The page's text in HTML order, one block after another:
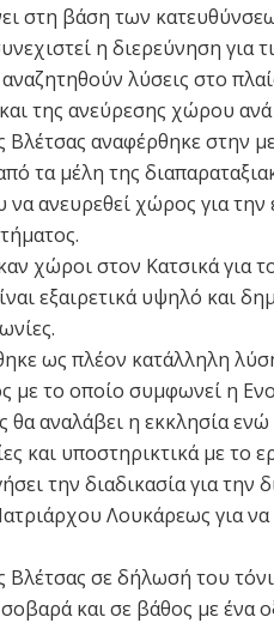
στη βάση των
η διερεύνηση για
λύσεις στο
της ανεύρεσης χώρου
αναφέρθηκε στην
τα μέλη της
ανευρεθεί χώρος για την
χώροι στον Κατσικά για
εξαιρετικά υψηλό και
ως πλέον κατάλληλη
με το οποίο συμφωνεί η
θα αναλάβει η εκκλησία
και υποστηρικτικά με το
την διαδικασία για την
Λουκάρεως για να
σε δήλωσή του
και σε βάθος με ένα